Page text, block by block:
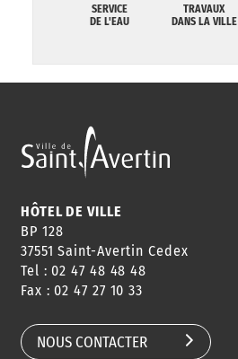
SERVICE
DE L'EAU
TRAVAUX
DANS LA VILLE
HÔTEL DE VILLE
BP 128
37551 Saint-Avertin Cedex
Tel : 02 47 48 48 48
Fax : 02 47 27 10 33
NOUS CONTACTER